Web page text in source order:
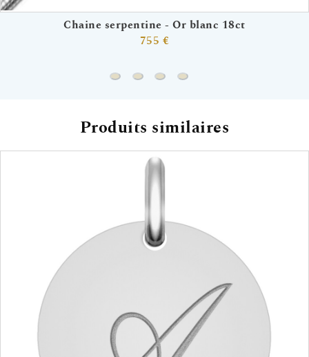
Chaine serpentine - Or blanc 18ct
755 €
Produits similaires